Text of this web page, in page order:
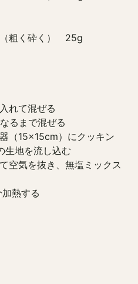
（粗く砕く） 25g
れて混ぜる
るまで混ぜる
（15×15cm）にクッキン
生地を流し込む
空気を抜き、無塩ミックス
熱する